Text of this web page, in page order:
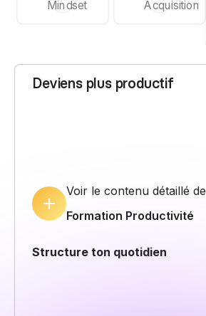
Deviens plus productif
Voir le contenu détaillé de
Formation Productivité
Structure ton quotidien